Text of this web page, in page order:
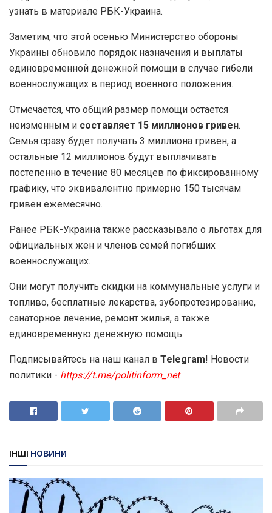
узнать в материале РБК-Украина.
Заметим, что этой осенью Министерство обороны
Украины обновило порядок назначения и выплаты
единовременной денежной помощи в случае гибели
военнослужащих в период военного положения.
Отмечается, что общий размер помощи остается
неизменным и составляет 15 миллионов гривен.
Семья сразу будет получать 3 миллиона гривен, а
остальные 12 миллионов будут выплачивать
постепенно в течение 80 месяцев по фиксированному
графику, что эквивалентно примерно 150 тысячам
гривен ежемесячно.
Ранее РБК-Украина также рассказывало о льготах для
официальных жен и членов семей погибших
военнослужащих.
Они могут получить скидки на коммунальные услуги и
топливо, бесплатные лекарства, зубопротезирование,
санаторное лечение, ремонт жилья, а также
единовременную денежную помощь.
Подписывайтесь на наш канал в Telegram! Новости
политики - https://t.me/politinform_net
ІНШІ НОВИНИ